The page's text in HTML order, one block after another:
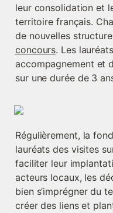
leur consolidation et
territoire français.
concours. Les
accompagnement et
sur une durée de 3
Régulièrement, la
lauréats des visites
faciliter leur
acteurs locaux, les
bien s’imprégner du
créer des liens et